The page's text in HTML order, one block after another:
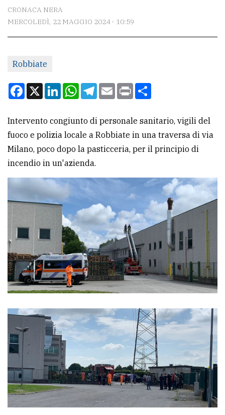
CONTATTI
Scrivici
Per
la
pubblicità
CERCA
Cerca
comune
Ricerca
avanzata
LE
ALTRE
TESTATE
PRIVACY
Privacy
policy
CRONACA NERA
MERCOLEDÌ, 22 MAGGIO 2024 - 10:59
Robbiate
Facebook
X LinkedInWhatsApp
Telegram
EmailPrint
Intervento congiunto di personale sanitario, vigili del
fuoco e polizia locale a Robbiate in una traversa di via
Milano, poco dopo la pasticceria, per il principio di
incendio in un'azienda.